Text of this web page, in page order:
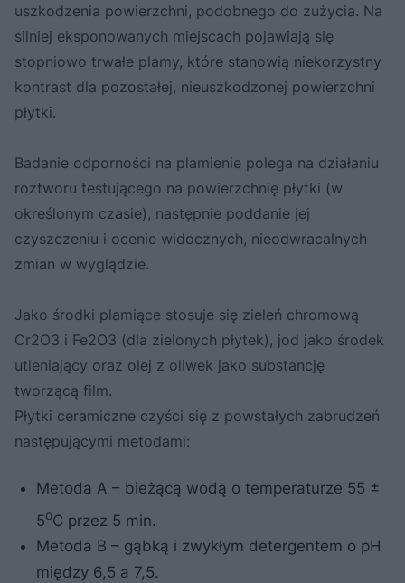
uszkodzenia powierzchni, podobnego do zużycia. Na
silniej eksponowanych miejscach pojawiają się
stopniowo trwałe plamy, które stanowią niekorzystny
kontrast dla pozostałej, nieuszkodzonej powierzchni
płytki.
Badanie odporności na plamienie polega na działaniu
roztworu testującego na powierzchnię płytki (w
określonym czasie), następnie poddanie jej
czyszczeniu i ocenie widocznych, nieodwracalnych
zmian w wyglądzie.
Jako środki plamiące stosuje się zieleń chromową
Cr2O3 i Fe2O3 (dla zielonych płytek), jod jako środek
utleniający oraz olej z oliwek jako substancję
tworzącą film.
Płytki ceramiczne czyści się z powstałych zabrudzeń
następującymi metodami:
Metoda A – bieżącą wodą o temperaturze 55 ±
5oC przez 5 min.
Metoda B – gąbką i zwykłym detergentem o pH
między 6,5 a 7,5.